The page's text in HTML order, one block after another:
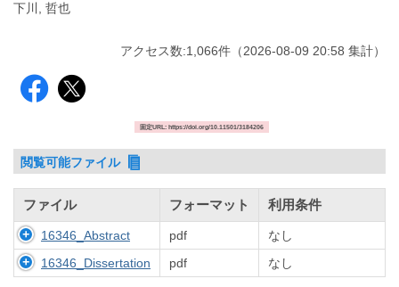
下川, 哲也
アクセス数:1,066件 （2026-08-09 20:58 集計）
固定URL: https://doi.org/10.11501/3184206
閲覧可能ファイル
ファイル フォーマット 利用条件
16346_Abstract pdf
なし
16346_Dissertation
pdf なし